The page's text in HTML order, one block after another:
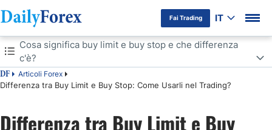
Fai Trading IT
Indice
DF Articoli Forex
Differenza tra Buy Limit e Buy Stop: Come Usarli nel Trading?
Cosa significa buy limit e buy stop e che differenza
c'è?
Cosa significa buy limit e buy stop e che differenza c'è?
Differenza tra Buy Limit e Buy